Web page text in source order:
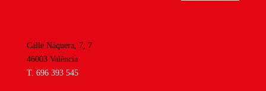
Calle Náquera, 7, 7
46003 València
T. 696 393 545